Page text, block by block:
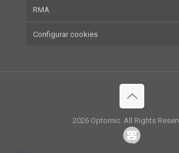
RMA
Configurar cookies
2026 Optomic. All Rights